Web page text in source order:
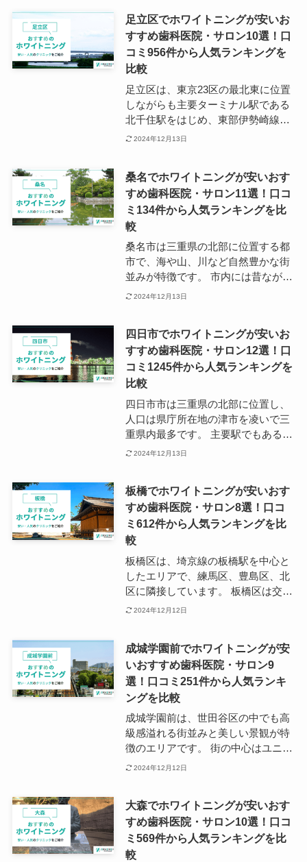
また、東京都心方面をはじめ、横
浜、山梨、長野、埼玉方面へも1本
で行くことが可能と交通利便性が良
い点も大きな魅力です。 また、八王
子は子育て世帯も多いことから、夜
間や休日も診療している医療機関が
多数点在しており、歯科医院も例外
ではありません。 八王子駅周辺だけ
でも数十件の歯科医院があり、ホワ
です。
足立区でホワイトニングが安いお
すすめ歯科医院・サロン10選！口
コミ956件から人気ランキングを
比較
足立区は、東京23区の最北東に位置
しながらも主要ターミナル駅である
北千住駅をはじめ、東部伊勢崎線に
位置する小菅駅や五反野駅などを通
大学や東京芸術大学、文教大学など
各大学のキャンパスがあり、学生の
往来も多いため日中はとても賑やか
な地域となっています。 足立区は子
育て世帯や一人暮らしの大学生も多
いことから、医療や福祉の面でも力
を入れていることが特徴で、駅周辺
だけを見ても歯科医院の数はかなり
多く、学校帰りにホワイトニングを
すめのエリアです。
2024年12月13日
桑名でホワイトニングが安いおす
すめ歯科医院・サロン11選！口コ
ミ134件から人気ランキングを比
較
桑名市は三重県の北部に位置する都
市で、海や山、川など自然豊かな街
並みが特徴です。 市内には昔ながら
の商店街が残っており、下町の暖か
古屋線、養老鉄道養老線の3路線が
乗り入れる桑名駅で、三重県エリア
のターミナル駅としても賑わってい
ます。 駅周辺には商業施設や医療施
設も揃っているため、ホワイトニン
グを受けたいと考えたらまずは桑名
駅周辺で歯科医院を探してみること
をおすすめします。
2024年12月13日
四日市でホワイトニングが安いお
すすめ歯科医院・サロン12選！口
コミ1245件から人気ランキングを
比較
四日市市は三重県の北部に位置し、
人口は県庁所在地の津市を凌いで三
重県内最多です。 主要駅でもある近
鉄四日市駅は、近鉄名古屋線と湯の
が立ち並んでいます。 四日市市でホ
ワイトニングを受ける場合には、近
鉄四日市付近のエリアをチェックす
ることがおすすめです。 駅周辺では
夜間診療に対応しているクリニック
もあるため、お仕事帰りなどの施術
にも便利です。
2024年12月13日
板橋でホワイトニングが安いおす
すめ歯科医院・サロン8選！口コ
ミ612件から人気ランキングを比
較
板橋区は、埼京線の板橋駅を中心と
したエリアで、練馬区、豊島区、北
区に隣接しています。 板橋区は交通
の利便性や子育て支援の充実からフ
キングの7位にランクインした実績
を持ちます。 ...
2024年12月12日
成城学園前でホワイトニングが安
いおすすめ歯科医院・サロン9
選！口コミ251件から人気ランキ
ングを比較
成城学園前は、世田谷区の中でも高
級感溢れる街並みと美しい景観が特
徴のエリアです。 街の中心はユニバ
ーサルデザインに特化した成城学園
います。 そんな成城学園前は日本で
も有数の高級住宅地であり、景観の
美しさやアクセスの利便性はもちろ
ん、医療設備など福祉の面で優れた
2024年12月12日
大森でホワイトニングが安いおす
すめ歯科医院・サロン10選！口コ
ミ569件から人気ランキングを比
較